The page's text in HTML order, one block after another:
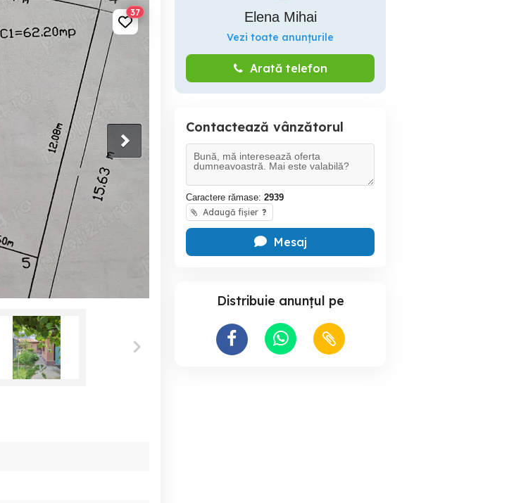
37 Elena Mihai
Vezi toate anunțurile
Arată telefon
Contactează vânzătorul
Caractere rămase: 2939
Adaugă fișier ?
Mesaj
Distribuie anunțul pe